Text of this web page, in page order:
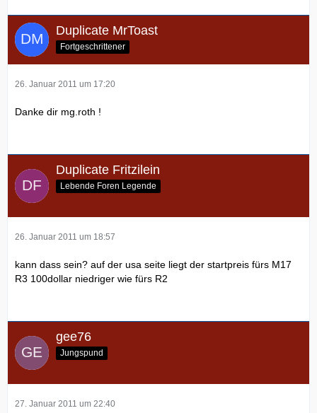
Duplicate MrToast
Fortgeschrittener
26. Januar 2011 um 17:20
Danke dir mg.roth !
Duplicate Fritzilein
Lebende Foren Legende
26. Januar 2011 um 18:57
kann dass sein? auf der usa seite liegt der startpreis fürs M17
R3 100dollar niedriger wie fürs R2
gee76
Jungspund
27. Januar 2011 um 22:40